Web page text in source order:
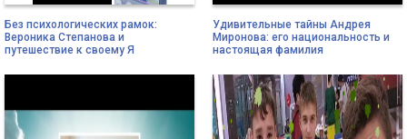
Без психологических рамок:
Вероника Степанова и
путешествие к своему Я
Удивительные тайны Андрея
Миронова: его национальность и
настоящая фамилия